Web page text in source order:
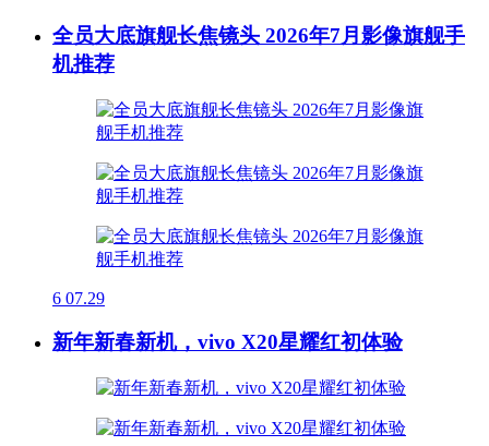
全员大底旗舰长焦镜头 2026年7月影像旗舰手
机推荐
6 07.29
新年新春新机，vivo X20星耀红初体验